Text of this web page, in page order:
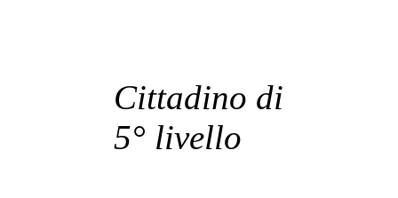
Cittadino di
5° livello